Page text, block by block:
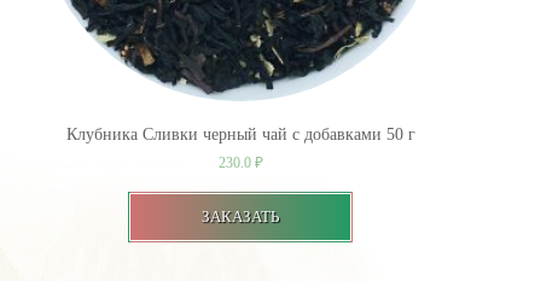
Клубника Сливки черный чай с добавками 50 г
230.0 ₽
ЗАКАЗАТЬ